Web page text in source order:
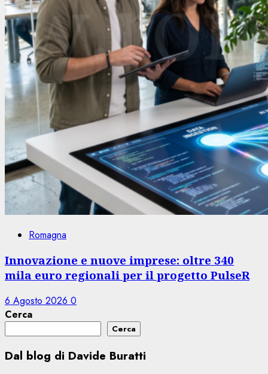
Romagna
Innovazione e nuove imprese: oltre 340
mila euro regionali per il progetto PulseR
6 Agosto 2026 0
Cerca
Cerca
Dal blog di Davide Buratti